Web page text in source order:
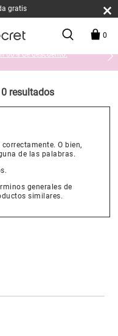
gratis
0
60% de descuento.
resultados
de las palabras.